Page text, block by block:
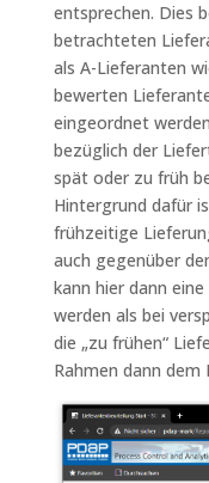
entsprechen. Dies
betrachteten
als A-Lieferanten
bewerten
eingeordnet
bezüglich der
spät oder zu früh
Hintergrund dafür
frühzeitige
auch gegenüber
kann hier dann
werden als bei
die „zu frühen“
Rahmen dann